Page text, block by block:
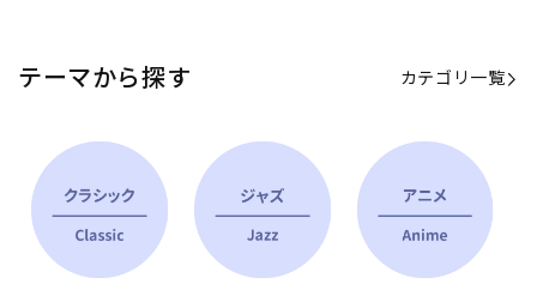
テーマから探す カテゴリ一覧